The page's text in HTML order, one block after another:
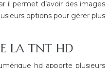
il permet d’avoir des images
options pour gérer plus
LA TNT HD
hd apporte plusieurs